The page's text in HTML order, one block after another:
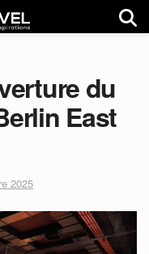
du
East
2025